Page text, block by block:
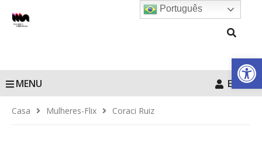
Barra de
MENU Entrar
Casa Mulheres-Flix Coraci Ruiz
Português